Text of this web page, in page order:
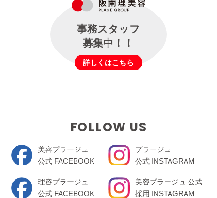
事務スタッフ
募集中！！
詳しくはこちら
FOLLOW US
美容プラージュ
公式 FACEBOOK
理容プラージュ
公式 FACEBOOK
プラージュ
公式 INSTAGRAM
美容プラージュ 公式
採用 INSTAGRAM